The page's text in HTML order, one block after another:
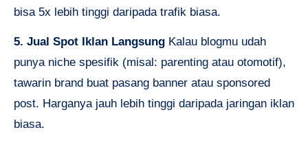
bisa 5x lebih tinggi daripada trafik biasa.
5. Jual Spot Iklan Langsung Kalau blogmu udah
punya niche spesifik (misal: parenting atau otomotif),
tawarin brand buat pasang banner atau sponsored
post. Harganya jauh lebih tinggi daripada jaringan iklan
biasa.